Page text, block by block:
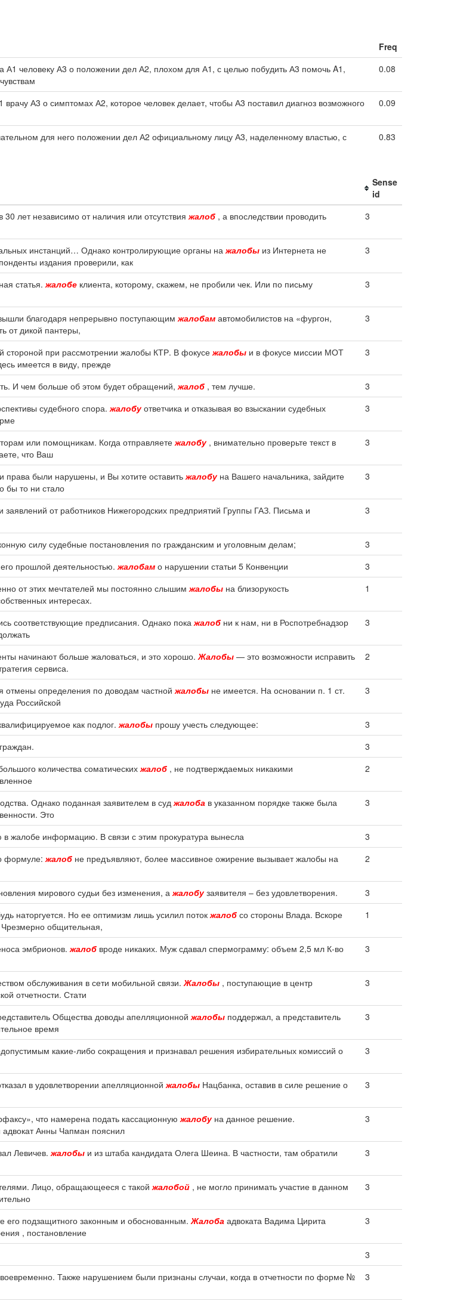
Freq
человеку А3 о положении дел А2, плохом для А1, с целью побудить А3 помочь A1,
0.08
А3 о симптомах А2, которое человек делает, чтобы А3 поставил диагноз возможного
0.09
для него положении дел А2 официальному лицу А3, наделенному властью, с
0.83
Sense
id
лет независимо от наличия или отсутствияжалоб , а впоследствии проводить
3
инстанций… Однако контролирующие органы нажалобы из Интернета не
издания проверили, как
3
статья.жалобе клиента, которому, скажем, не пробили чек. Или по письму
3
благодаря непрерывно поступающимжалобам автомобилистов на «фургон,
от дикой пантеры,
3
стороной при рассмотрении жалобы КТР. В фокусежалобы и в фокусе миссии МОТ
имеется в виду, прежде
3
И чем больше об этом будет обращений,жалоб , тем лучше.
3
судебного спора.жалобуответчика и отказывая во взыскании судебных
3
или помощникам. Когда отправляетежалобу, внимательно проверьте текст в
что Ваш
3
права были нарушены, и Вы хотите оставитьжалобуна Вашего начальника, зайдите
бы то ни стало
3
и заявлений от работников Нижегородских предприятий Группы ГАЗ. Письма и
3
силу судебные постановления по гражданским и уголовным делам;
3
прошлой деятельностью.жалобам о нарушении статьи 5 Конвенции
3
от этих мечтателей мы постоянно слышимжалобы на близорукость
интересах.
1
соответствующие предписания. Однако покажалоб ни к нам, ни в Роспотребнадзор
3
начинают больше жаловаться, и это хорошо.Жалобы — это возможности исправить
сервиса.
2
отмены определения по доводам частнойжалобы не имеется. На основании п. 1 ст.
Российской
3
как подлог.жалобы прошу учесть следующее:
3
граждан.
3
количества соматическихжалоб , не подтверждаемых никакими
2
Однако поданная заявителем в суджалоба в указанном порядке также была
Это
3
жалобе информацию. В связи с этим прокуратура вынесла
3
формуле:жалоб не предъявляют, более массивное ожирение вызывает жалобы на
2
мирового судьи без изменения, ажалобузаявителя – без удовлетворения.
3
наторгуется. Но ее оптимизм лишь усилил потокжалоб со стороны Влада. Вскоре
общительная,
1
эмбрионов.жалоб вроде никаких. Муж сдавал спермограмму: объем 2,5 мл К-во
3
обслуживания в сети мобильной связи.Жалобы , поступающие в центр
отчетности. Стати
3
Общества доводы апелляционнойжалобы поддержал, а представитель
время
3
какие-либо сокращения и признавал решения избирательных комиссий о
3
в удовлетворении апелляционнойжалобы Нацбанка, оставив в силе решение о
3
что намерена подать кассационнуюжалобуна данное решение.
адвокат Анны Чапман пояснил
3
Левичев.жалобы и из штаба кандидата Олега Шеина. В частности, там обратили
3
Лицо, обращающееся с такойжалобой , не могло принимать участие в данном
3
его подзащитного законным и обоснованным.Жалоба адвоката Вадима Цирита
, постановление
3
3
Также нарушением были признаны случаи, когда в отчетности по форме №
3